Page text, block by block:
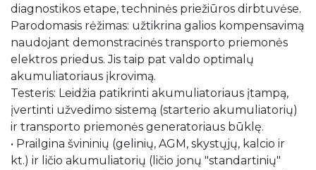
diagnostikos etape, techninės priežiūros dirbtuvėse.
Parodomasis rėžimas: užtikrina galios kompensavimą
naudojant demonstracinės transporto priemonės
elektros priedus. Jis taip pat valdo optimalų
akumuliatoriaus įkrovimą.
Testeris: Leidžia patikrinti akumuliatoriaus įtampą,
įvertinti užvedimo sistemą (starterio akumuliatorių)
ir transporto priemonės generatoriaus būklę.
• Prailgina švininių (gelinių, AGM, skystųjų, kalcio ir
kt.) ir ličio akumuliatorių (ličio jonų "standartinių"